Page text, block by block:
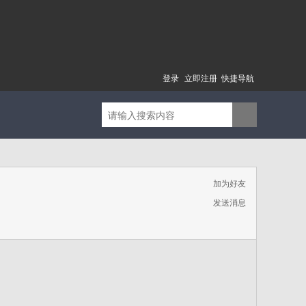
快捷导航
登录 立即注册
加为好友
发送消息